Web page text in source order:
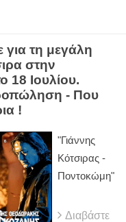
τη μεγάλη
στην
18 Ιουλίου.
- Που
!
"Γιάννης
Κότσιρας -
Ποντοκώμη"
Διαβάστε